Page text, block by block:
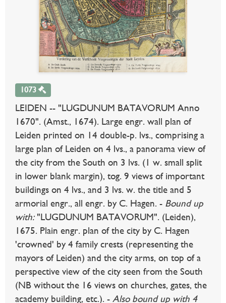
1073
LEIDEN -- "LUGDUNUM BATAVORUM Anno
1670". (Amst., 1674). Large engr. wall plan of
Leiden printed on 14 double-p. lvs., comprising a
large plan of Leiden on 4 lvs., a panorama view of
the city from the South on 3 lvs. (1 w. small split
in lower blank margin), tog. 9 views of important
buildings on 4 lvs., and 3 lvs. w. the title and 5
armorial engr., all engr. by C. Hagen. - Bound up
with:"LUGDUNUM BATAVORUM". (Leiden),
1675. Plain engr. plan of the city by C. Hagen
'crowned' by 4 family crests (representing the
mayors of Leiden) and the city arms, on top of a
perspective view of the city seen from the South
(NB without the 16 views on churches, gates, the
academy building, etc.). - Also bound up with 4